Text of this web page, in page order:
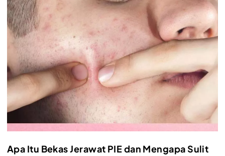
Apa Itu Bekas Jerawat PIE dan Mengapa Sulit